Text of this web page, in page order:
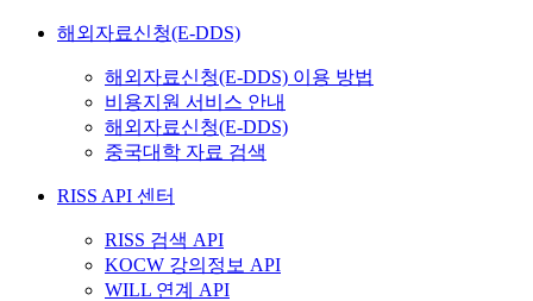
해외자료신청(E-DDS)
해외자료신청(E-DDS) 이용 방법
비용지원 서비스 안내
해외자료신청(E-DDS)
중국대학 자료 검색
RISS API 센터
RISS 검색 API
KOCW 강의정보 API
WILL 연계 API